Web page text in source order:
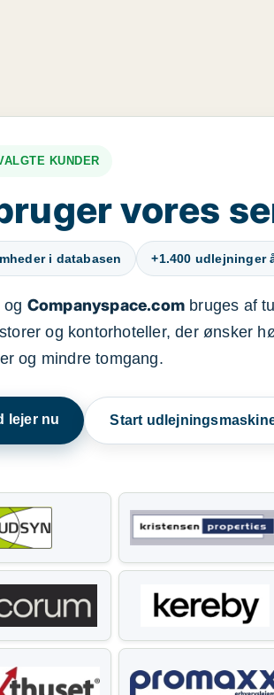
KUNDER
vores
i databasen +1.400 udlejninger
og Companyspace.combruges af
og kontorhoteller, der ønsker
og mindre tomgang.
lejer nu Start